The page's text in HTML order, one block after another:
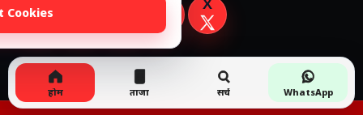
होम ताजा सर्च WhatsApp
Cookies